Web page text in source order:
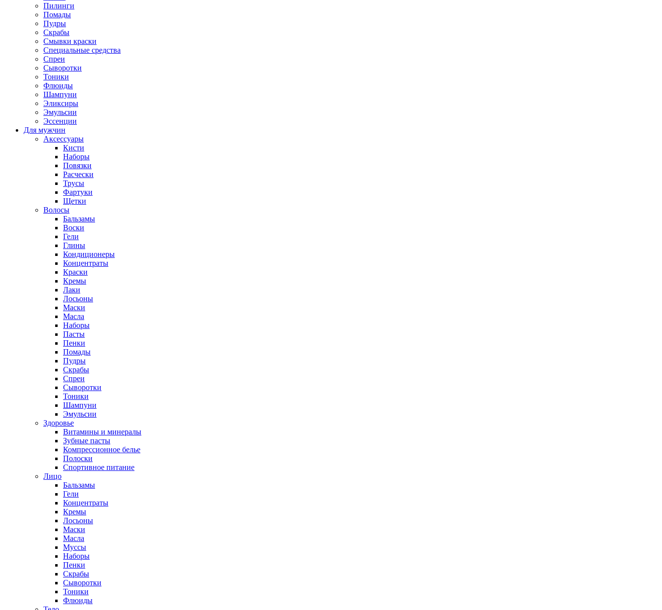
Пилинги
Помады
Пудры
Скрабы
Смывки краски
Специальные средства
Спреи
Сыворотки
Тоники
Флюиды
Шампуни
Эликсиры
Эмульсии
Эссенции
Для мужчин
Аксессуары
Кисти
Наборы
Повязки
Расчески
Трусы
Фартуки
Щетки
Волосы
Бальзамы
Воски
Гели
Глины
Кондиционеры
Концентраты
Краски
Кремы
Лаки
Лосьоны
Маски
Масла
Наборы
Пасты
Пенки
Помады
Пудры
Скрабы
Спреи
Сыворотки
Тоники
Шампуни
Эмульсии
Здоровье
Витамины и минералы
Зубные пасты
Компрессионное белье
Полоски
Спортивное питание
Лицо
Бальзамы
Гели
Концентраты
Кремы
Лосьоны
Маски
Масла
Муссы
Наборы
Пенки
Скрабы
Сыворотки
Тоники
Флюиды